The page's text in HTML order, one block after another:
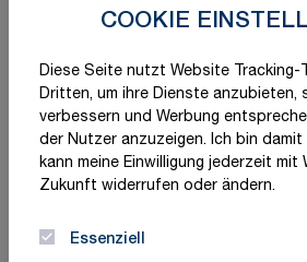
COOKIE
Diese Seite nutzt Website Tracking-
Dritten, um ihre Dienste anzubieten,
verbessern und Werbung
der Nutzer anzuzeigen. Ich bin
kann meine Einwilligung jederzeit mit
Zukunft widerrufen oder ändern.
Essenziell